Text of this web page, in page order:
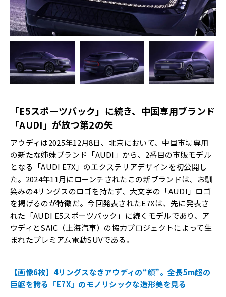
「E5スポーツバック」に続き、中国専用ブランド
「AUDI 」が放つ第2の矢
アウディは2025年12月8日、北京において、中国市場専用
の新たな姉妹ブランド「AUDI」から、2番目の市販モデル
となる「AUDI E7X」のエクステリアデザインを初公開し
た。2024年11月にローンチされたこの新ブランドは、お馴
染みの4リングスのロゴを持たず、大文字の「AUDI」ロゴ
を掲げるのが特徴だ。今回発表されたE7Xは、先に発表さ
れた「AUDI E5スポーツバック」に続くモデルであり、ア
ウディとSAIC（上海汽車）の協力プロジェクトによって生
まれたプレミアム電動SUVである。
【画像6枚】4リングスなきアウディの“顔”。全長5m超の
巨躯を誇る「E7X」のモノリシックな造形美を見る